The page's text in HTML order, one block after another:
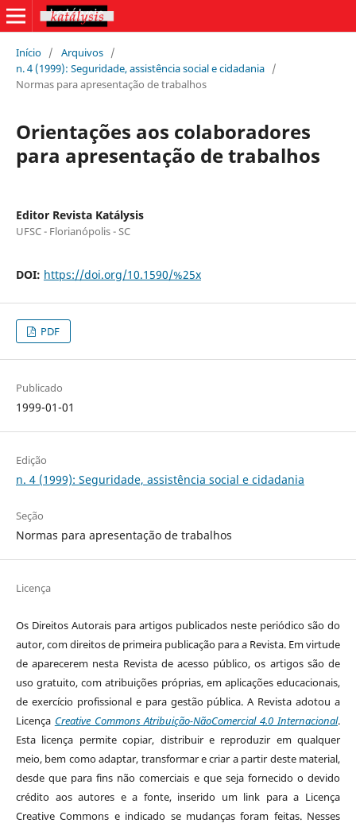
Início / Arquivos /
n. 4 (1999): Seguridade, assistência social e cidadania /
Normas para apresentação de trabalhos
Orientações aos colaboradores
para apresentação de trabalhos
Editor Revista Katálysis
UFSC - Florianópolis - SC
DOI: https://doi.org/10.1590/%25x
PDF
Publicado
1999-01-01
Edição
n. 4 (1999): Seguridade, assistência social e cidadania
Seção
Normas para apresentação de trabalhos
Licença
Os Direitos Autorais para artigos publicados neste periódico são do
autor, com direitos de primeira publicação para a Revista. Em virtude
de aparecerem nesta Revista de acesso público, os artigos são de
uso gratuito, com atribuições próprias, em aplicações educacionais,
de exercício profissional e para gestão pública. A Revista adotou a
Licença Creative Commons Atribuição-NãoComercial 4.0 Internacional.
Esta licença permite copiar, distribuir e reproduzir em qualquer
meio, bem como adaptar, transformar e criar a partir deste material,
desde que para fins não comerciais e que seja fornecido o devido
crédito aos autores e a fonte, inserido um link para a Licença
Creative Commons e indicado se mudanças foram feitas. Nesses